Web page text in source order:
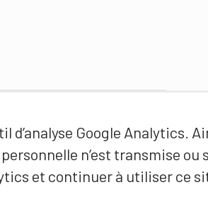
Google Analytics.
n’est transmise ou
et continuer à utiliser ce
école fédérale de sport
Macolin HEFSM